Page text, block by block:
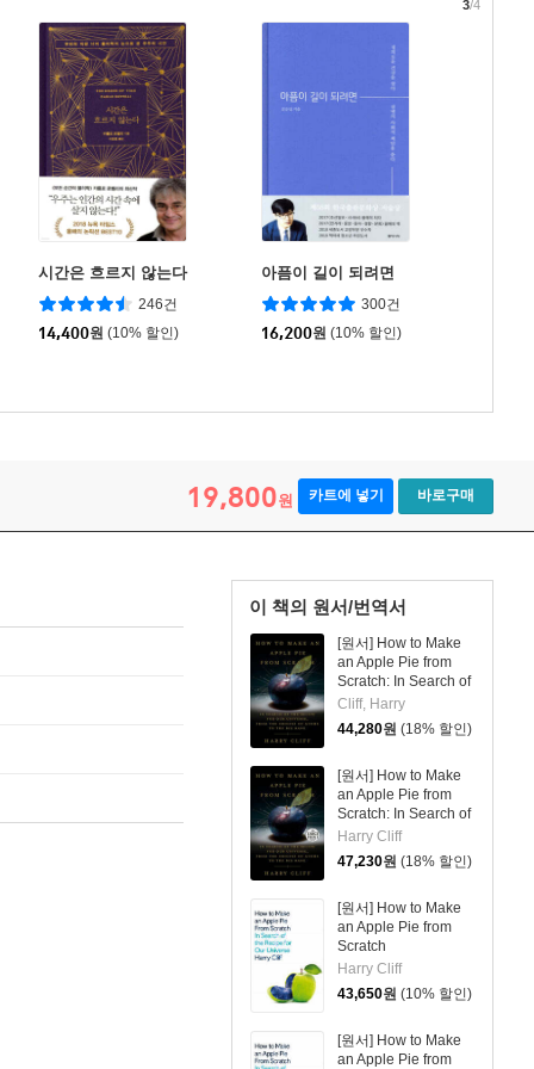
시간은 흐르지 않는다
246건
14,400원 (10% 할인)
아픔이 길이 되려면
300건
16,200원 (10% 할인)
3/4
19,800원 카트에 넣기 바로구매
이 책의 원서/번역서
[원서] How to Make
an Apple Pie from
Scratch: In Search of
the Recipe for Our
Universe, from the
Origins of Atoms to
Cliff, Harry
44,280원 (18% 할인)
[원서] How to Make
an Apple Pie from
Scratch: In Search of
the Recipe for Our
Universe, from the
Origins of Atoms to
Harry Cliff
47,230원 (18% 할인)
[원서] How to Make
an Apple Pie from
Scratch
Harry Cliff
43,650원 (10% 할인)
[원서] How to Make
an Apple Pie from